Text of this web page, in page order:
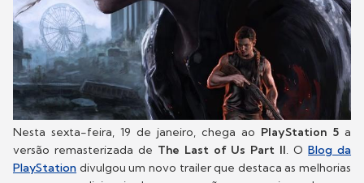
Nesta sexta-feira, 19 de janeiro, chega ao PlayStation 5 a
versão remasterizada de The Last of Us Part II. OBlog da
PlayStation divulgou um novo trailer que destaca as melhorias